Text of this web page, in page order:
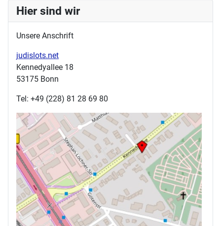
Hier sind wir
Unsere Anschrift
judislots.net
Kennedyallee 18
53175 Bonn
Tel: +49 (228) 81 28 69 80